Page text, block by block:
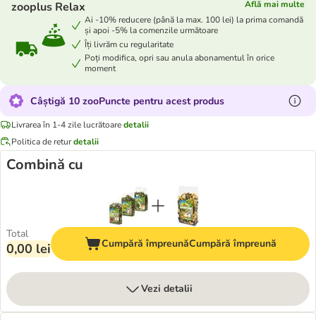
zooplus Relax
Află mai multe
Ai -10% reducere (până la max. 100 lei) la prima comandă
și apoi -5% la comenzile următoare
Îți livrăm cu regularitate
Poți modifica, opri sau anula abonamentul în orice
moment
Câștigă 10 zooPuncte pentru acest produs
Livrarea în 1-4 zile lucrătoaredetalii
Politica de returdetalii
Combină cu
Total
0,00 lei Cumpără împreunăCumpără împreună
Vezi detalii